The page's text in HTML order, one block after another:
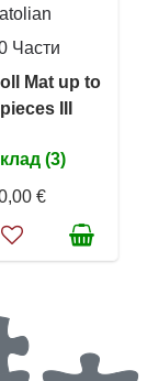
Части
Mat up to
III
(3)
€